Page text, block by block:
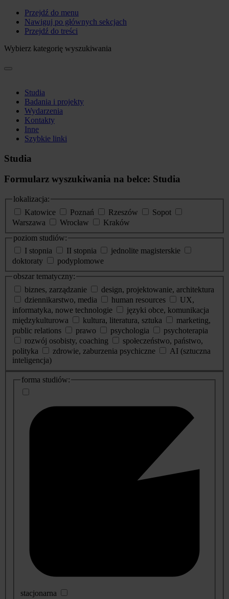
Przejdź do menu
Nawiguj po głównych sekcjach
Przejdź do treści
Wybierz kategorię wyszukiwania
Studia
Badania i projekty
Wydarzenia
Kontakty
Inne
Szybkie linki
Studia
Formularz wyszukiwania na belce: Studia
lokalizacja:
Katowice
Poznań Rzeszów
Sopot
Warszawa
Wrocław
Kraków
poziom studiów:
I stopnia
II stopnia
jednolite magisterskie
doktoraty
podyplomowe
obszar tematyczny:
biznes, zarządzanie
design, projektowanie, architektura
dziennikarstwo, media
human resources
UX,
informatyka, nowe technologie
języki obce, komunikacja
międzykulturowa
kultura, literatura, sztuka
marketing,
public relations
prawo psychologia
psychoterapia
rozwój osobisty, coaching
społeczeństwo, państwo,
polityka
zdrowie, zaburzenia psychiczne
AI (sztuczna
inteligencja)
dodatkowe
informacje
forma studiów:
stacjonarna